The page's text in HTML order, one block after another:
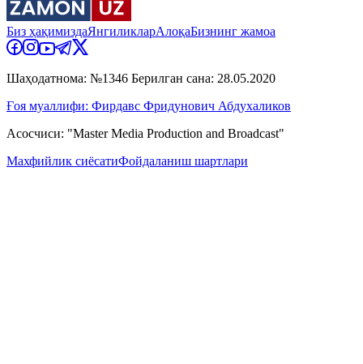
Биз ҳақимиздаЯнгиликларАлоқаБизнинг жамоа
Шаҳодатнома: №1346 Берилган сана: 28.05.2020
Ғоя муаллифи: Фирдавс Фридунович Абдухаликов
Асосчиси: "Master Media Production and Broadcast"
Махфийлик сиёсатиФойдаланиш шартлари